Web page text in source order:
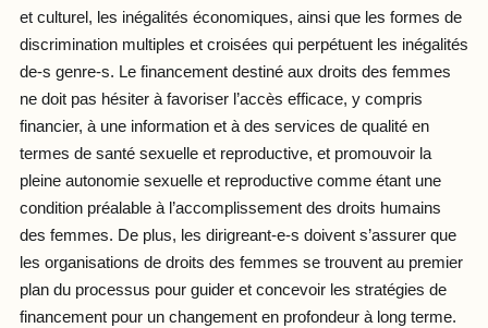
et culturel, les inégalités économiques, ainsi que les formes de
discrimination multiples et croisées qui perpétuent les inégalités
de-s genre-s. Le financement destiné aux droits des femmes
ne doit pas hésiter à favoriser l’accès efficace, y compris
financier, à une information et à des services de qualité en
termes de santé sexuelle et reproductive, et promouvoir la
pleine autonomie sexuelle et reproductive comme étant une
condition préalable à l’accomplissement des droits humains
des femmes. De plus, les dirigreant-e-s doivent s’assurer que
les organisations de droits des femmes se trouvent au premier
plan du processus pour guider et concevoir les stratégies de
financement pour un changement en profondeur à long terme.